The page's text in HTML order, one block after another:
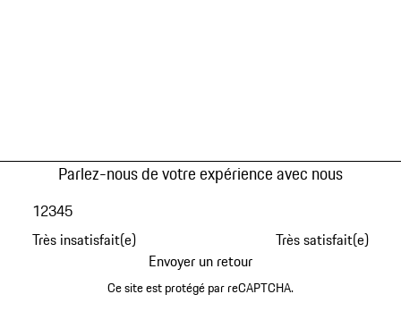
Parlez-nous de votre expérience avec nous
Très insatisfait(e)
12345
Très satisfait(e)
Envoyer un retour
Ce site est protégé par reCAPTCHA.